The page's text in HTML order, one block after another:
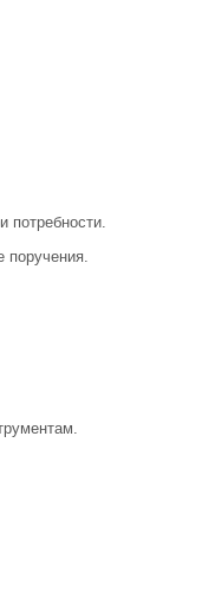
потребности.
поручения.